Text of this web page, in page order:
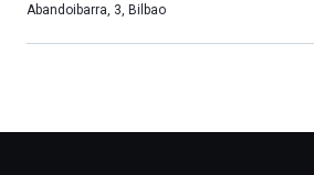
más,
Abandoibarra, 3, Bilbao